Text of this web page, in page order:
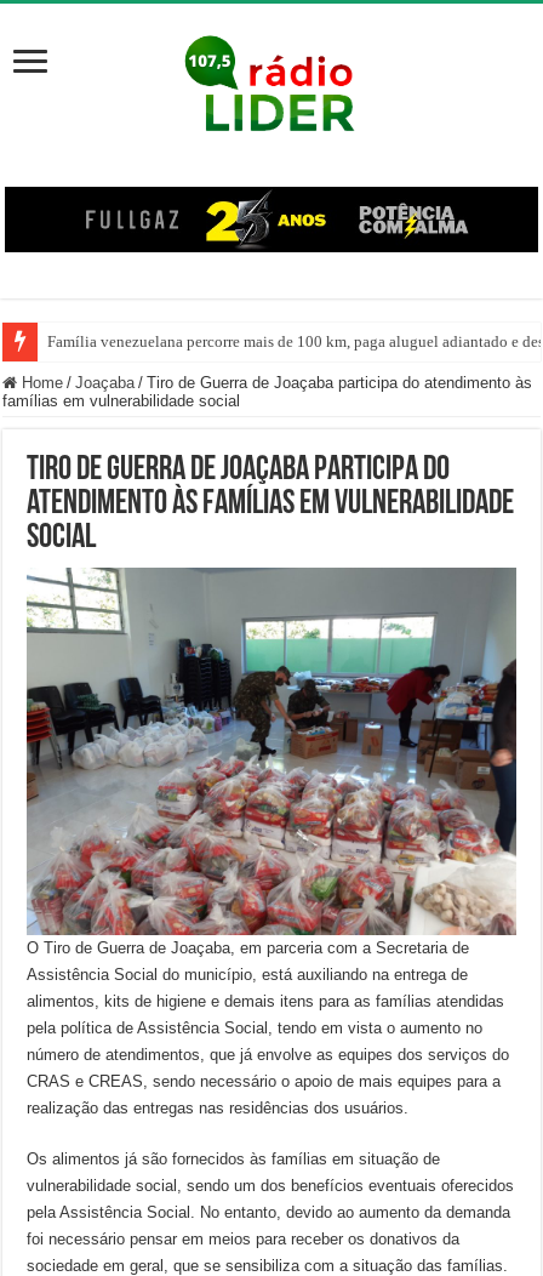
Família venezuelana percorre mais de 100 km, paga aluguel adiantado e
Home / Joaçaba / Tiro de Guerra de Joaçaba participa do atendimento às
famílias em vulnerabilidade social
Tiro de Guerra de Joaçaba participa do
atendimento às famílias em vulnerabilidade
social
O Tiro de Guerra de Joaçaba, em parceria com a Secretaria de
Assistência Social do município, está auxiliando na entrega de
alimentos, kits de higiene e demais itens para as famílias atendidas
pela política de Assistência Social, tendo em vista o aumento no
número de atendimentos, que já envolve as equipes dos serviços do
CRAS e CREAS, sendo necessário o apoio de mais equipes para a
realização das entregas nas residências dos usuários.
Os alimentos já são fornecidos às famílias em situação de
vulnerabilidade social, sendo um dos benefícios eventuais oferecidos
pela Assistência Social. No entanto, devido ao aumento da demanda
foi necessário pensar em meios para receber os donativos da
sociedade em geral, que se sensibiliza com a situação das famílias.